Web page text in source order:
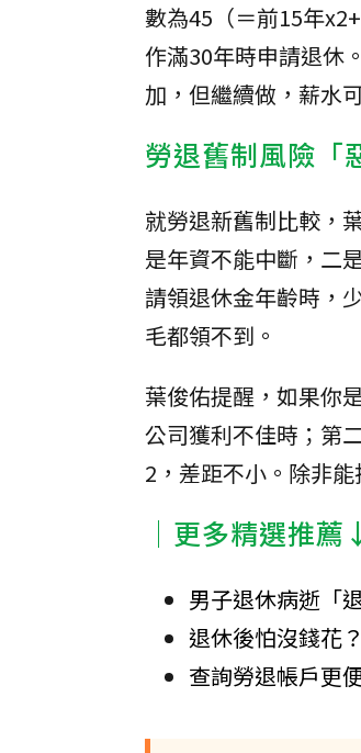
數為45（＝前15年
作滿30年時申請退休
加，但繼續做，薪水
勞退舊制風險「
就勞退新舊制比較，
是年資不能中斷，二
請領退休金年齡時，
毛都領不到。
葉俊佑提醒，如果你
公司獲利不佳時；第
2，差距不小。除非
│更多精選推
男子退休病逝「
退休後怕沒錢花
查詢勞退帳戶更